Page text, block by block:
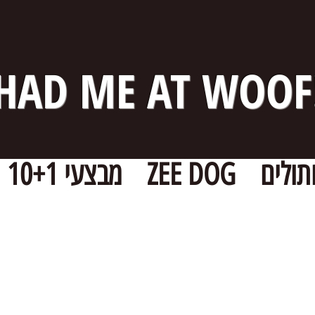
ME AT
ZEE DOG מבצעי 10+1